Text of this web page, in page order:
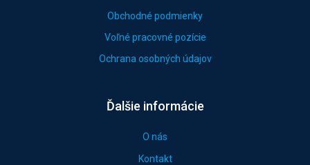
Obchodné podmienky
Voľné pracovné pozície
Ochrana osobných údajov
Ďalšie informácie
O nás
Kontakt